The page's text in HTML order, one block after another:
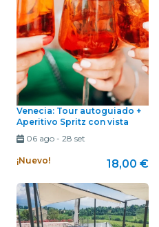
Venecia: Tour autoguiado +
Aperitivo Spritz con vista
06 ago- 28 set
¡Nuevo! 18,00 €